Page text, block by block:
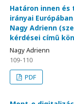
Határon innen
irányai
Nagy Adrienn
kérdései című
Nagy Adrienn
109-110
PDF